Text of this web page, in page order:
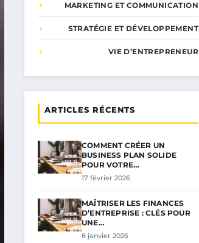
MARKETING ET COMMUNICATION
STRATÉGIE ET DÉVELOPPEMENT
VIE D’ENTREPRENEUR
ARTICLES RÉCENTS
COMMENT CRÉER UN
BUSINESS PLAN SOLIDE
POUR VOTRE…
17 février 2026
MAÎTRISER LES FINANCES
D’ENTREPRISE : CLÉS POUR
UNE…
8 janvier 2026